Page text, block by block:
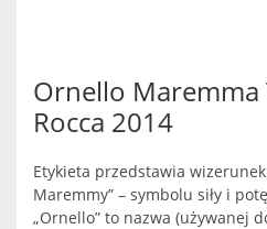
Ornello Maremma
Rocca 2014
Etykieta przedstawia
Maremmy” – symbolu siły i
„Ornello” to nazwa (używanej